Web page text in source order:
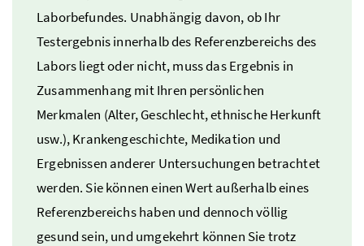
Laborbefundes. Unabhängig davon, ob Ihr
Testergebnis innerhalb des Referenzbereichs des
Labors liegt oder nicht, muss das Ergebnis in
Zusammenhang mit Ihren persönlichen
Merkmalen (Alter, Geschlecht, ethnische Herkunft
usw.), Krankengeschichte, Medikation und
Ergebnissen anderer Untersuchungen betrachtet
werden. Sie können einen Wert außerhalb eines
Referenzbereichs haben und dennoch völlig
gesund sein, und umgekehrt können Sie trotz